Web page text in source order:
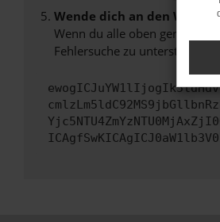
Wende dich an den
Wenn du alle oben
Fehlersuche zu unterstützen: